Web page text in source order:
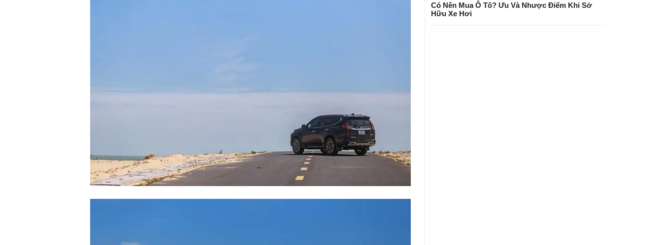
Có Nên Mua Ô Tô? Ưu Và Nhược Điểm Khi Sở
Hữu Xe Hơi